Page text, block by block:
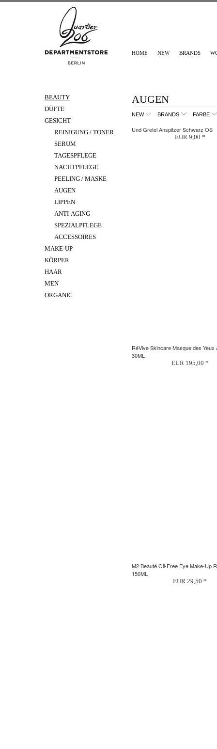
HOME NEW BRANDS
BEAUTY
DÜFTE
GESICHT
REINIGUNG / TONER
SERUM
TAGESPFLEGE
NACHTPFLEGE
PEELING / MASKE
AUGEN
LIPPEN
ANTI-AGING
SPEZIALPFLEGE
ACCESSOIRES
MAKE-UP
KÖRPER
HAAR
MEN
ORGANIC
AUGEN
NEW BRANDS FARBE
Und Gretel Anspitzer Schwarz OS
EUR 9,00 *
RéVive Skincare Masque des Yeux
30ML
EUR 195,00 *
M2 Beauté Oil-Free Eye Make-Up
150ML
EUR 29,50 *